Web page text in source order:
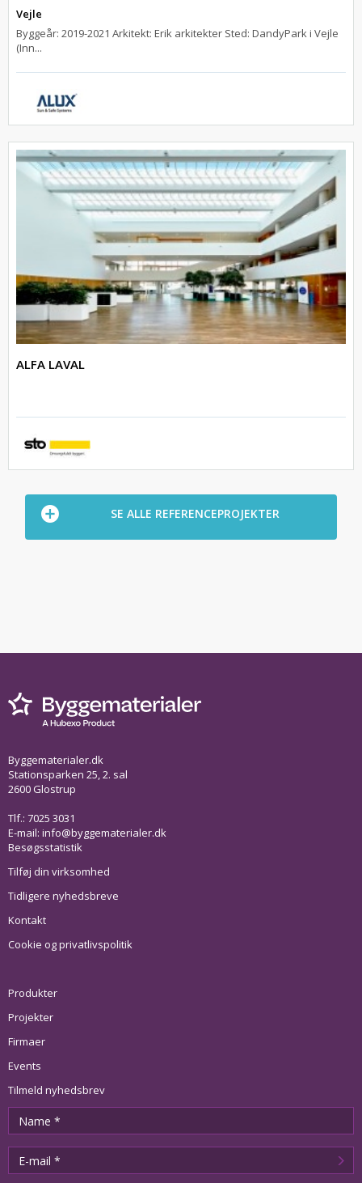
Vejle
Byggeår: 2019-2021 Arkitekt: Erik arkitekter Sted: DandyPark i Vejle
(Inn...
ALFA LAVAL
SE ALLE REFERENCEPROJEKTER
Byggematerialer.dk
Stationsparken 25, 2. sal
2600 Glostrup
Tlf.: 7025 3031
E-mail: info@byggematerialer.dk
Besøgsstatistik
Tilføj din virksomhed
Tidligere nyhedsbreve
Kontakt
Cookie og privatlivspolitik
Produkter
Projekter
Firmaer
Events
Tilmeld nyhedsbrev